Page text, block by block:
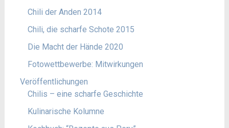
Chili der Anden 2014
Chili, die scharfe Schote 2015
Die Macht der Hände 2020
Fotowettbewerbe: Mitwirkungen
Veröffentlichungen
Chilis – eine scharfe Geschichte
Kulinarische Kolumne